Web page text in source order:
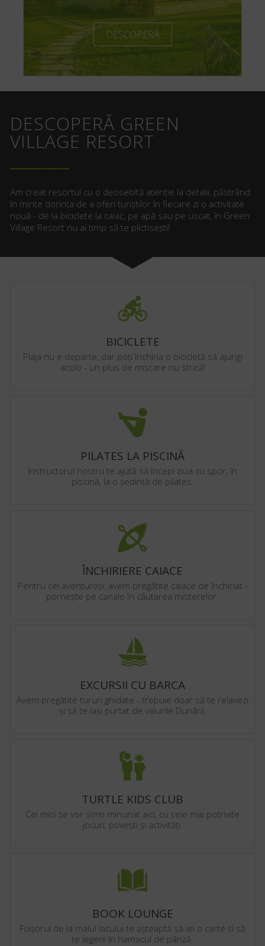
DESCOPERĂ
DESCOPERĂ GREEN
VILLAGE RESORT
Am creat resortul cu o deosebită atenție la detalii, păstrând
în minte dorința de a oferi turiștilor în fiecare zi o activitate
nouă - de la biciclete la caiac, pe apă sau pe uscat, în Green
Village Resort nu ai timp să te plictisești!
BICICLETE
Plaja nu e departe, dar poți închiria o bicicletă să ajungi
acolo - un plus de mișcare nu strică!
PILATES LA PISCINĂ
Instructorul nostru te ajută să începi ziua cu spor, în
piscină, la o ședință de pilates.
ÎNCHIRIERE CAIACE
Pentru cei aventuroși, avem pregătite caiace de închiriat -
pornește pe canale în căutarea misterelor.
EXCURSII CU BARCA
Avem pregătite tururi ghidate - trebuie doar să te relaxezi
și să te lași purtat de valurile Dunării.
TURTLE KIDS CLUB
Cei mici se vor simți minunat aici, cu cele mai potrivite
jocuri, povești și activități.
BOOK LOUNGE
Foișorul de la malul lacului te așteaptă să iei o carte și să
te legeni în hamacul de pânză.